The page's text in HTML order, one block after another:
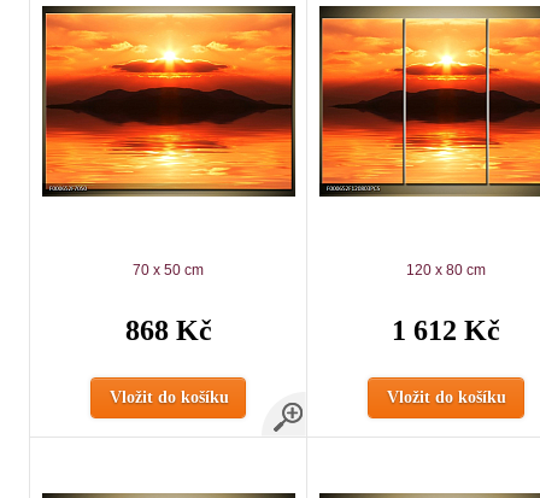
70 x 50 cm
868 Kč
Vložit do košíku
120 x 80 cm
1 612 Kč
Vložit do košíku